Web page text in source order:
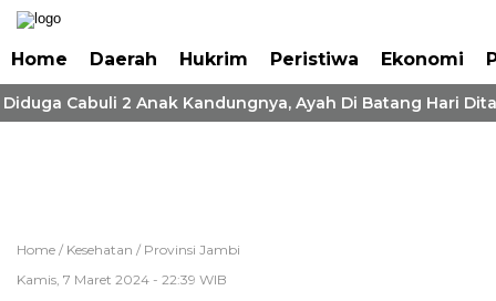
Home Daerah Hukrim Peristiwa Ekonomi
Cabuli 2 Anak Kandungnya, Ayah Di Batang Hari
Home / Kesehatan / Provinsi Jambi
Kamis, 7 Maret 2024 - 22:39 WIB